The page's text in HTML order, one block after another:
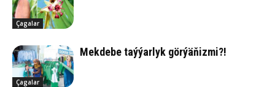
Çagalar
Çagalar
Mek­de­be taý­ýar­lyk gör­ýä­ňiz­mi?!